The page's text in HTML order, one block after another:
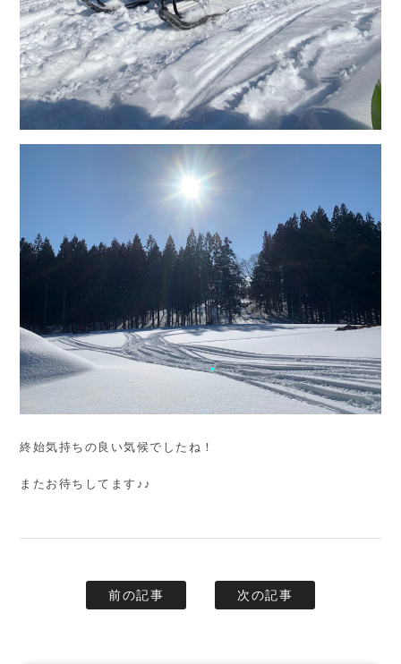
終始気持ちの良い気候でしたね！
またお待ちしてます♪♪
前の記事 次の記事